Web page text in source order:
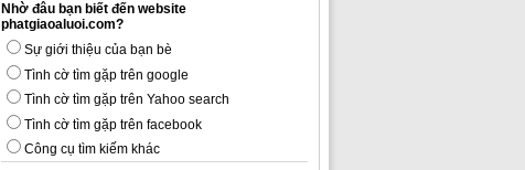
Nhờ đâu bạn biết đến website
phatgiaoaluoi.com?
Sự giới thiệu của bạn bè
Tình cờ tìm gặp trên google
Tình cờ tìm gặp trên Yahoo search
Tình cờ tìm gặp trên facebook
Công cụ tìm kiếm khác